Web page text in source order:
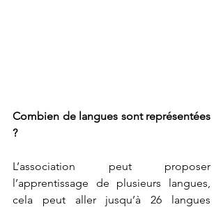
Combien de langues sont représentées
?
L’association peut proposer
l’apprentissage de plusieurs langues,
cela peut aller jusqu’à 26 langues